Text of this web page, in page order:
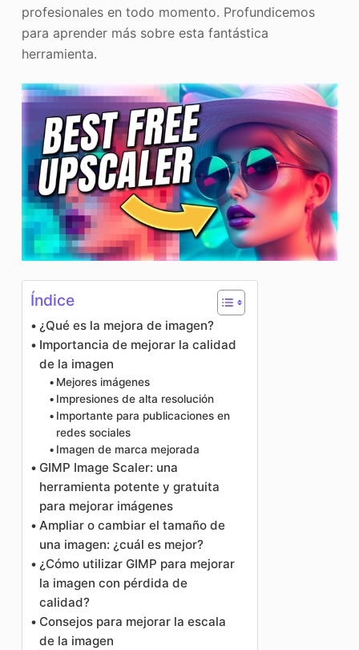
profesionales en todo momento. Profundicemos
para aprender más sobre esta fantástica
herramienta.
Índice
¿Qué es la mejora de imagen?
Importancia de mejorar la calidad
de la imagen
Mejores imágenes
Impresiones de alta resolución
Importante para publicaciones en
redes sociales
Imagen de marca mejorada
GIMP Image Scaler: una
herramienta potente y gratuita
para mejorar imágenes
Ampliar o cambiar el tamaño de
una imagen: ¿cuál es mejor?
¿Cómo utilizar GIMP para mejorar
la imagen con pérdida de
calidad?
Consejos para mejorar la escala
de la imagen